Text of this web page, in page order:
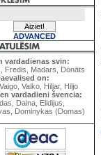
ADVANCED
vardadienas svin:
Fredis, Madars, Donāts
on:
Vaiko, Hiljar, Hiljo
vardadieni švencia:
Daina, Elidijus,
Dominykas (Domas)